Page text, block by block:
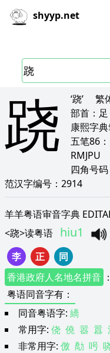
shyyp.net
跷 ‘跷’ 繁
部首：
康熙字
五笔86：
RMJPU
四角号码
范汉字编号： 2914
羊羊粤语审音字典
<跷>读粤语 hiu1
李
正
同
香港政府人名地名拼音 ：
粤语同音字有 ：
同音粤语字: 繑
常用字: 侥 僥 嚣 囂
非常用字: 儌 勪 呺